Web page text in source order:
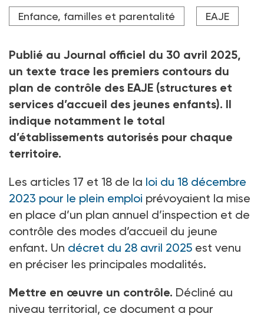
Crédit photo Generative AI - stock.adobe.com
Enfance, familles et parentalité EAJE
Publié au Journal officiel du 30 avril 2025,
un texte trace les premiers contours du
plan de contrôle des EAJE (structures et
services d’accueil des jeunes enfants). Il
indique notamment le total
d’établissements autorisés pour chaque
territoire.
Les articles 17 et 18 de la loi du 18 décembre
2023 pour le plein emploi prévoyaient la mise
en place d’un plan annuel d’inspection et de
contrôle des modes d’accueil du jeune
enfant. Un décret du 28 avril 2025 est venu
en préciser les principales modalités.
Mettre en œuvre un contrôle. Décliné au
niveau territorial, ce document a pour